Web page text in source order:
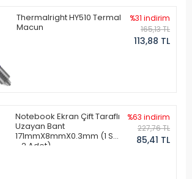
Thermalright HY510 Termal
Macun
%31 indirim
165,13 TL
113,88 TL
Notebook Ekran Çift Taraflı
Uzayan Bant
171mmX8mmX0.3mm (1 Set
- 2 Adet)
%63 indirim
227,76 TL
85,41 TL